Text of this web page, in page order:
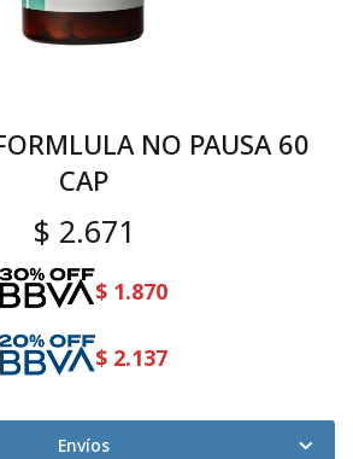
NO PAUSA 60
CAP
$ 2.671
$ 1.870
$ 2.137
Envíos